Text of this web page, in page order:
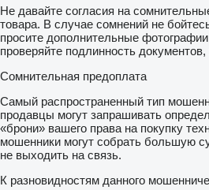
Не давайте согласия на
товара. В случае сомнений не
просите дополнительные
проверяйте подлинность
Сомнительная предоплата
Самый распространенный тип
продавцы могут запрашивать
«брони» вашего права на покупку
мошенники могут собрать большую
не выходить на связь.
К разновидностям данного